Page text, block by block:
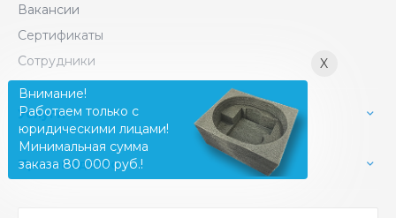
Вакансии
Сертификаты
Сотрудники
Услуги
Производство
X
Внимание!
Работаем только с
юридическими лицами!
Минимальная сумма
заказа 80 000 руб.!